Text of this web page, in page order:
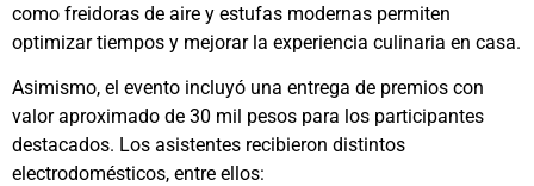
como freidoras de aire y estufas modernas permiten
optimizar tiempos y mejorar la experiencia culinaria en casa.
Asimismo, el evento incluyó una entrega de premios con
valor aproximado de 30 mil pesos para los participantes
destacados. Los asistentes recibieron distintos
electrodomésticos, entre ellos: